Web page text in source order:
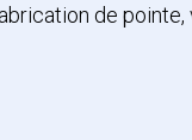
de